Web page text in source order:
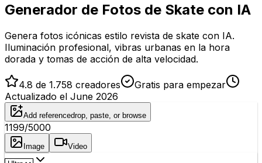
Generador de Fotos de Skate con IA
Genera fotos icónicas estilo revista de skate con IA.
Iluminación profesional, vibras urbanas en la hora
dorada y tomas de acción de alta velocidad.
4.8 de 1.758 creadores
Gratis para empezar
Actualizado el June 2026
Add referencedrop, paste, or browse
1199/5000
Image Video